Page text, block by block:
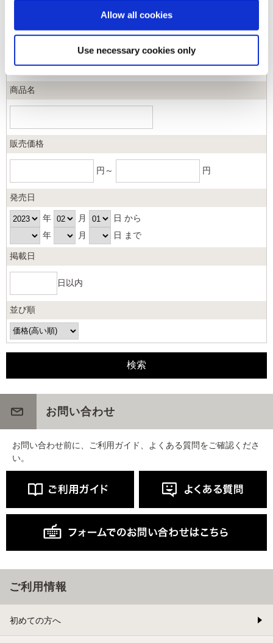
Allow all cookies
Use necessary cookies only
商品コード
商品名
販売価格
円～ 円
発売日
年 月
日 から
年
月 日 まで
掲載日
日以内
並び順
お問い合わせ
お問い合わせ前に、ご利用ガイド、よくある質問をご確認くださ
い。
ご利用情報
初めての方へ